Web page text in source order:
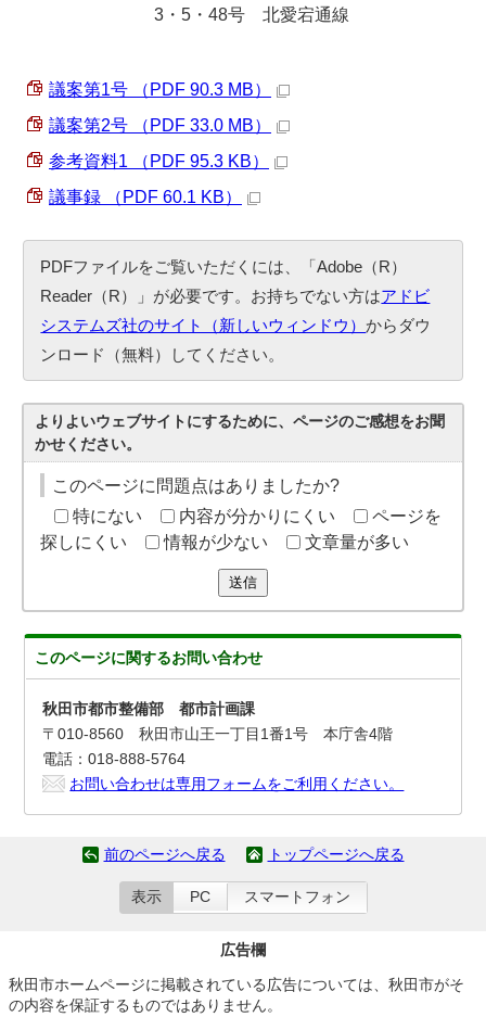
3・5・48号 北愛宕通線
議案第1号 （PDF 90.3 MB）
議案第2号 （PDF 33.0 MB）
参考資料1 （PDF 95.3 KB）
議事録 （PDF 60.1 KB）
PDFファイルをご覧いただくには、「Adobe（R）
Reader（R）」が必要です。お持ちでない方はアドビ
システムズ社のサイト（新しいウィンドウ）からダウ
ンロード（無料）してください。
よりよいウェブサイトにするために、ページのご感想をお聞
かせください。
このページに問題点はありましたか?
特にない
内容が分かりにくい
ページを
探しにくい
情報が少ない 文章量が多い
送信
このページに関するお問い合わせ
秋田市都市整備部 都市計画課
〒010-8560 秋田市山王一丁目1番1号 本庁舎4階
電話：018-888-5764
お問い合わせは専用フォームをご利用ください。
前のページへ戻る トップページへ戻る
表示 PC スマートフォン
広告欄
秋田市ホームページに掲載されている広告については、秋田市がそ
の内容を保証するものではありません。